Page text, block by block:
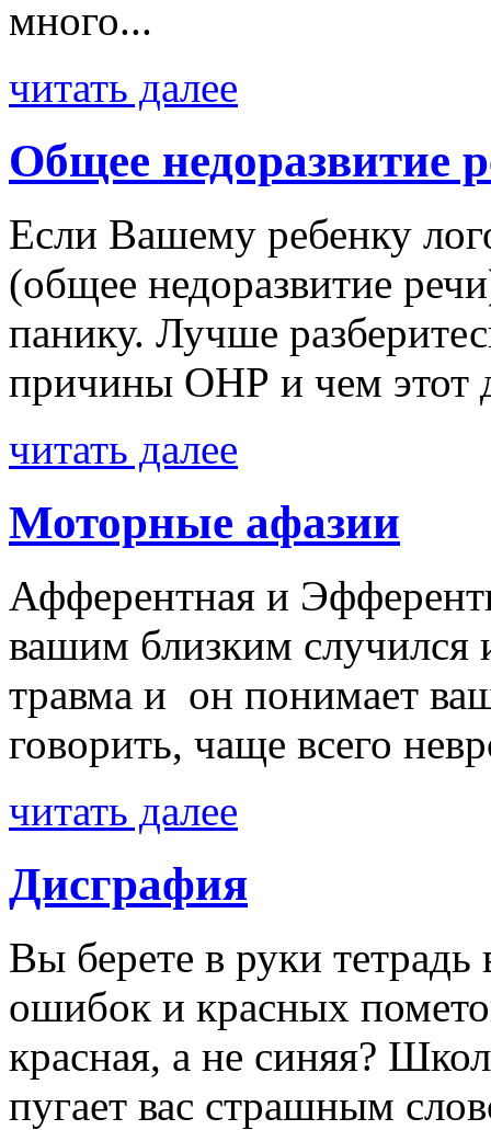
много...
читать далее
Общее недоразвитие
Если Вашему ребенку
(общее недоразвитие
панику. Лучше
причины ОНР и чем этот
читать далее
Моторные афазии
Афферентная и
вашим близким случился
травма и он понимает
говорить, чаще всего
читать далее
Дисграфия
Вы берете в руки тетрадь
ошибок и красных
красная, а не синяя?
пугает вас страшным